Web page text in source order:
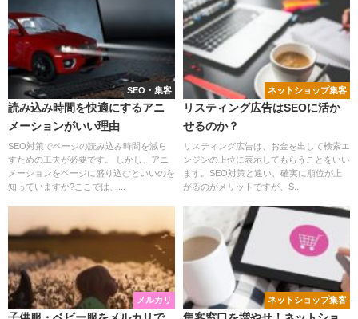
SEO・集客
読み込み時間を快適にするアニ
メーションがいい理由
SEO対策でページの読み込み時間を減ら
すための工夫が必要です。 しかし、アニ
メーションをページに盛り込むといいのを
知っていますか?ここでは、...
ネットショップ集客
リスティング広告はSEOに活か
せるのか？
リスティング広告は、お金を出して検索エ
ンジンの上位に表示してもらうことをいい
ます。SEO対策と違い、確実に順位が上
がるのがメリットですが、S...
メルカリ ネットショップ集客